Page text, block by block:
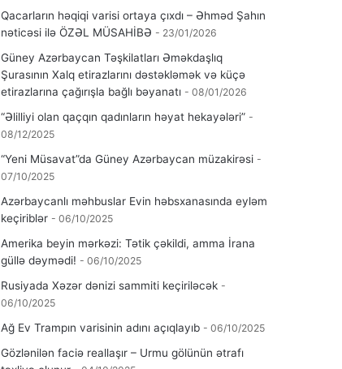
Qacarların həqiqi varisi ortaya çıxdı – Əhməd Şahın
nəticəsi ilə ÖZƏL MÜSAHİBƏ
23/01/2026
Güney Azərbaycan Təşkilatları Əməkdaşlıq
Şurasının Xalq etirazlarını dəstəkləmək və küçə
etirazlarına çağırışla bağlı bəyanatı
08/01/2026
“Əlilliyi olan qaçqın qadınların həyat hekayələri”
08/12/2025
“Yeni Müsavat”da Güney Azərbaycan müzakirəsi
07/10/2025
Azərbaycanlı məhbuslar Evin həbsxanasında eyləm
keçiriblər
06/10/2025
Amerika beyin mərkəzi: Tətik çəkildi, amma İrana
güllə dəymədi!
06/10/2025
Rusiyada Xəzər dənizi sammiti keçiriləcək
06/10/2025
Ağ Ev Trampın varisinin adını açıqlayıb 06/10/2025
Gözlənilən faciə reallaşır – Urmu gölünün ətrafı